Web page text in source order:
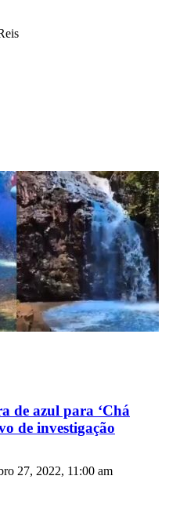
de azul para ‘Chá
de investigação
27, 2022, 11:00 am